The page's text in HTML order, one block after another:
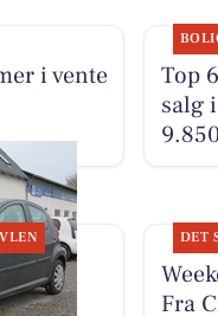
i vente
Top
salg
lille
om
DET
Fra